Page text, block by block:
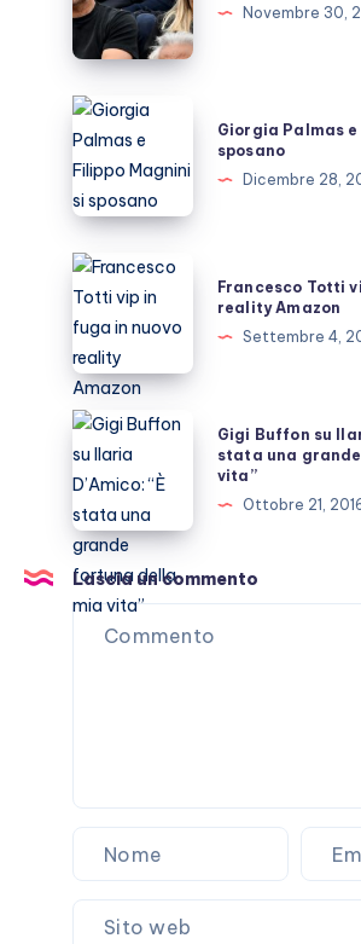
Noemi
vogliono
un
figlio?
Novembre 30,
Giorgia
Palmas
e
Filippo
Magnini
si
sposano
Giorgia Palmas
sposano
Dicembre 28,
Francesco
Totti
vip
in
fuga
in
nuovo
reality
Amazon
Francesco Totti
reality Amazon
Settembre 4,
Gigi
Buffon
su
Ilaria
D’Amico:
“È
stata
Gigi Buffon su
stata una
vita”
Ottobre 21,
Lascia un commento